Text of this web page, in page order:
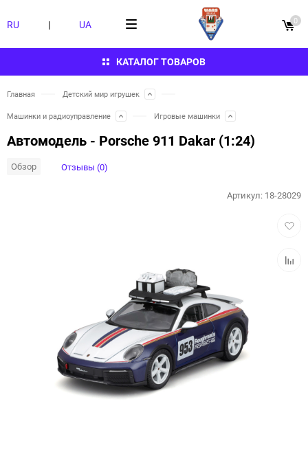
КАТАЛОГ ТОВАРОВ
RU | UA 0
Главная Детский мир игрушек
Машинки и радиоуправление Игровые машинки
Автомодель - Porsche 911 Dakar (1:24)
Обзор Отзывы (0)
Артикул: 18-28029